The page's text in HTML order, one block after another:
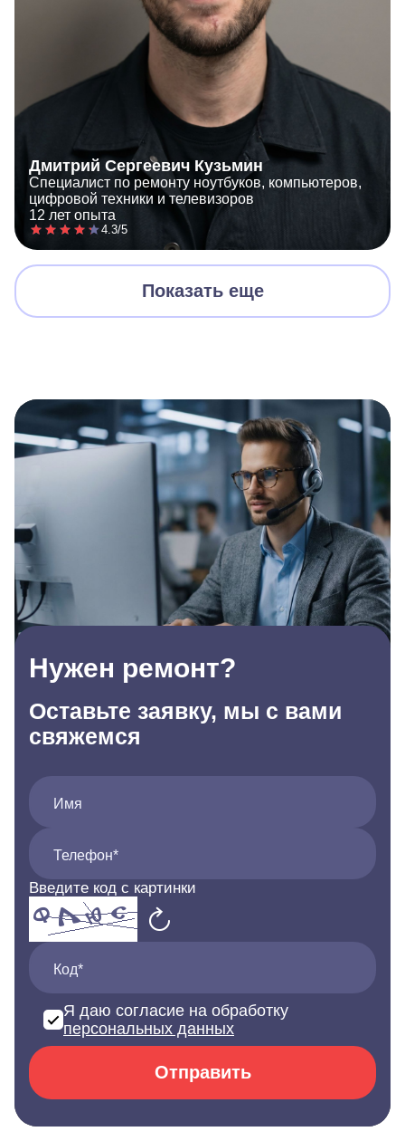
Дмитрий Сергеевич Кузьмин
Специалист по ремонту ноутбуков, компьютеров,
цифровой техники и телевизоров
12 лет опыта
4.3/5
Показать еще
Нужен ремонт?
Оставьте заявку, мы с вами
свяжемся
Имя
Телефон*
Введите код с картинки
Код*
Я даю согласие на обработку
персональных данных
Отправить